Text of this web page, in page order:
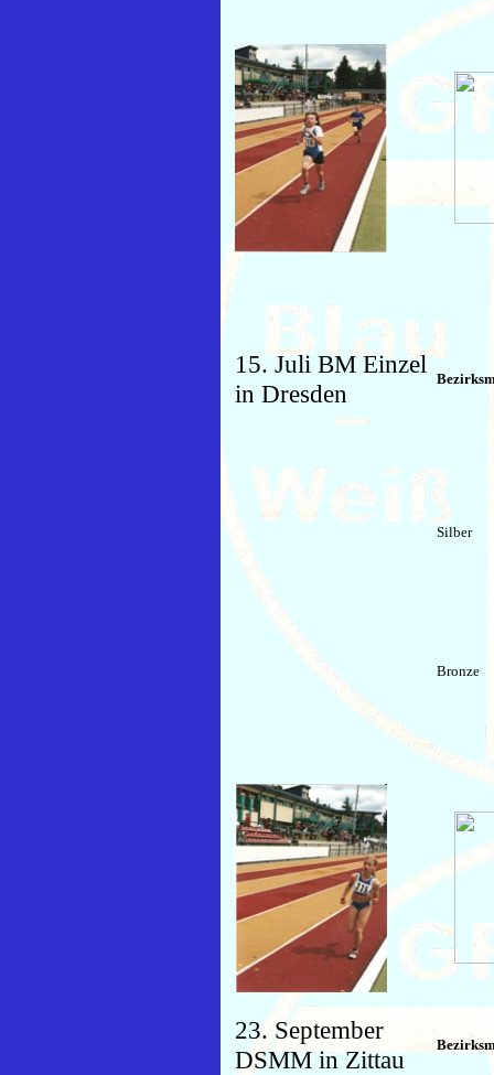
15. Juli BM Einzel
in Dresden
Silber
Bronze
23. September
DSMM in Zittau